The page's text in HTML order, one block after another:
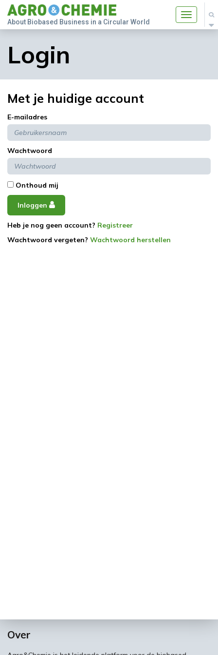
Toggle
About Biobased Business in a Circular World
Login
Met je huidige account
E-mailadres
Wachtwoord
Onthoud mij
Inloggen
Heb je nog geen account? Registreer
Wachtwoord vergeten? Wachtwoord herstellen
Over